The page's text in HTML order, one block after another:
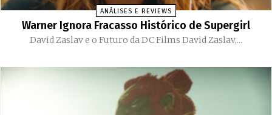
ANÁLISES E REVIEWS
Warner Ignora Fracasso Histórico de Supergirl
David Zaslav e o Futuro da DC Films David Zaslav,...